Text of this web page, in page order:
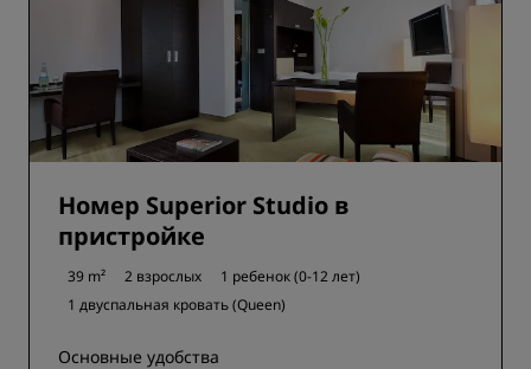
Номер Superior Studio в
пристройке
39 m² 2 взрослых
1 ребенок (0-12 лет)
1 двуспальная кровать (Queen)
Основные удобства